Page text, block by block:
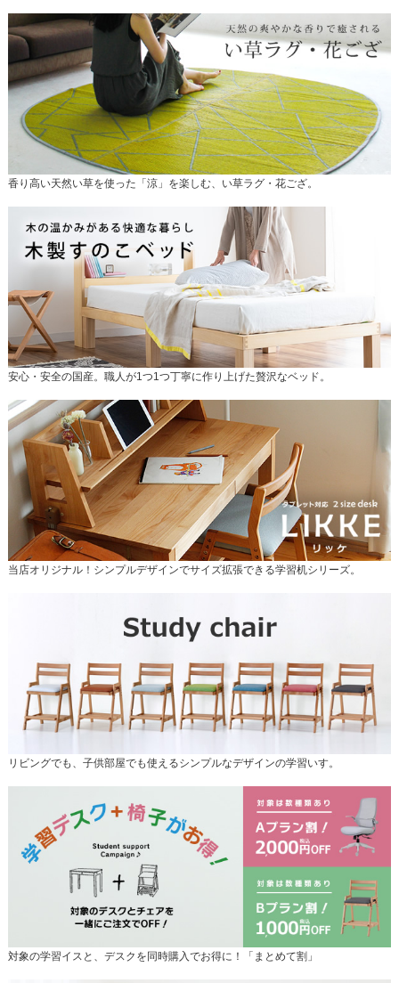
香り高い天然い草を使った「涼」を楽しむ、い草ラグ・花ござ。
安心・安全の国産。職人が1つ1つ丁寧に作り上げた贅沢なベッド。
当店オリジナル！シンプルデザインでサイズ拡張できる学習机シリーズ。
リビングでも、子供部屋でも使えるシンプルなデザインの学習いす。
対象の学習イスと、デスクを同時購入でお得に！「まとめて割」